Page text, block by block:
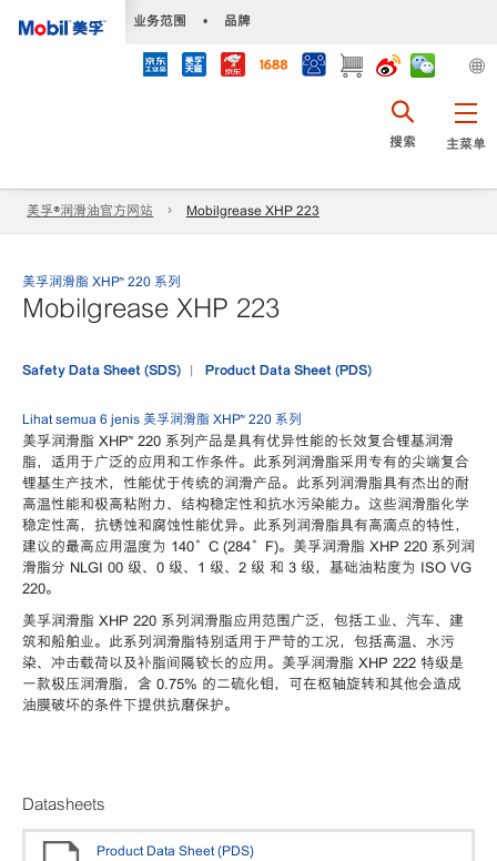
业务范围 • 品牌
主菜单
搜索
美孚®润滑油官方网站 Mobilgrease XHP 223
美孚润滑脂 XHP™ 220 系列
Mobilgrease XHP 223
Safety Data Sheet (SDS) Product Data Sheet (PDS)
Lihat semua 6 jenis 美孚润滑脂 XHP™ 220 系列
美孚润滑脂 XHP™ 220 系列产品是具有优异性能的长效复合锂基润滑
脂，适用于广泛的应用和工作条件。此系列润滑脂采用专有的尖端复合
锂基生产技术，性能优于传统的润滑产品。此系列润滑脂具有杰出的耐
高温性能和极高粘附力、结构稳定性和抗水污染能力。这些润滑脂化学
稳定性高，抗锈蚀和腐蚀性能优异。此系列润滑脂具有高滴点的特性，
建议的最高应用温度为 140°C (284°F)。美孚润滑脂 XHP 220 系列润
滑脂分 NLGI 00 级、0 级、1 级、2 级 和 3 级，基础油粘度为 ISO VG
220。
美孚润滑脂 XHP 220 系列润滑脂应用范围广泛，包括工业、汽车、建
筑和船舶业。此系列润滑脂特别适用于严苛的工况，包括高温、水污
染、冲击载荷以及补脂间隔较长的应用。美孚润滑脂 XHP 222 特级是
一款极压润滑脂，含 0.75% 的二硫化钼，可在枢轴旋转和其他会造成
油膜破坏的条件下提供抗磨保护。
Datasheets
Product Data Sheet (PDS)